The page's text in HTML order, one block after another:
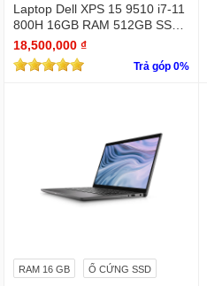
Laptop Dell XPS 15 9510 i7-11
800H 16GB RAM 512GB SSD
RTX 3050 15.6 inches FHD 19
20 X 1080
18,500,000 ₫
Trả góp 0%
RAM 16 GB Ổ CỨNG SSD